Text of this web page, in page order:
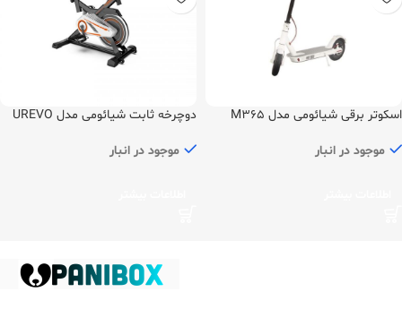
اسکوتر برقی شیائومی مدل M365
موجود در انبار
دوچرخه ثابت شیائومی مدل UREVO
موجود در انبار